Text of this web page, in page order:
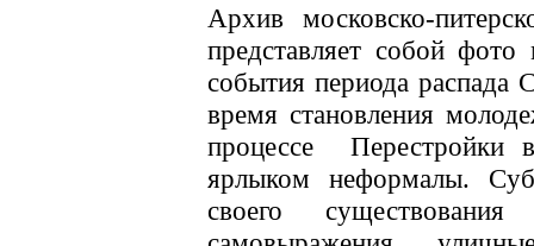
Архив московско-
представляет собой
события периода
время становления
процессе
ярлыком неформалы.
своего